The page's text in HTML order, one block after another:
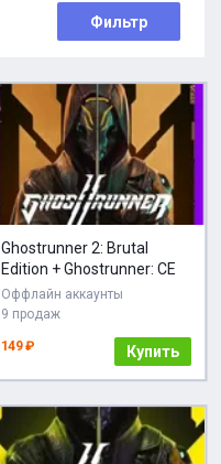
Фильтр
Ghostrunner 2: Brutal
Edition + Ghostrunner: CE
Оффлайн аккаунты
9 продаж
149 ₽ Купить